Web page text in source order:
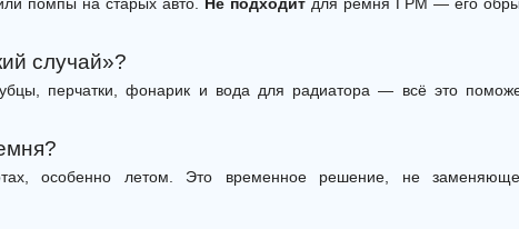
случай»?
перчатки, фонарик и вода для радиатора — всё это
особенно летом. Это временное решение, не